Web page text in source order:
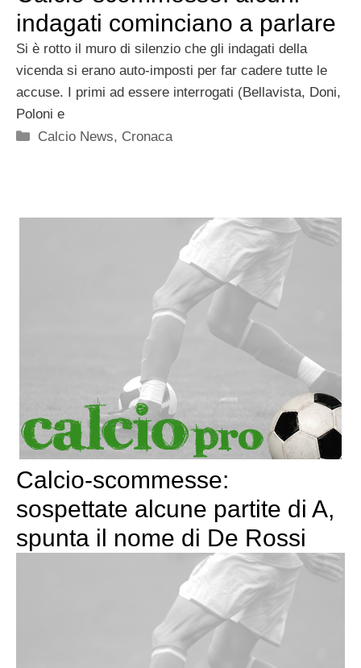
indagati cominciano a parlare
Si è rotto il muro di silenzio che gli indagati della
vicenda si erano auto-imposti per far cadere tutte le
accuse. I primi ad essere interrogati (Bellavista, Doni,
Poloni e
Categorie
Calcio News, Cronaca
Calcio-scommesse:
sospettate alcune partite di A,
spunta il nome di De Rossi